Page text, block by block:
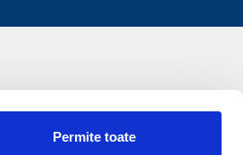
Permite toate